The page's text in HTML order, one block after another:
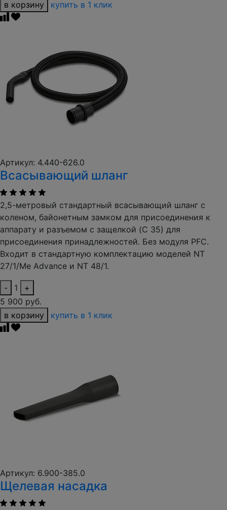
в корзину купить в 1 клик
Артикул: 4.440-626.0
Всасывающий шланг
2,5-метровый стандартный всасывающий шланг с
коленом, байонетным замком для присоединения к
аппарату и разъемом с защелкой (C 35) для
присоединения принадлежностей. Без модуля PFC.
Входит в стандартную комплектацию моделей NT
27/1/Me Advance и NT 48/1.
- 1
+
5 900 руб.
в корзину
купить в 1 клик
Артикул: 6.900-385.0
Щелевая насадка